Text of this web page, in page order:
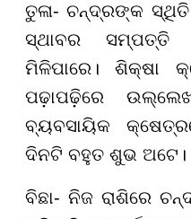
ତୁଳା- ଚନ୍ଦ୍ରଙ୍କ
ସ୍ଥାବର ସମ୍ପତ୍ତି
ମିଳିପାରେ। ଶିକ୍ଷା
ପଢ଼ାପଢ଼ିରେ
ବ୍ୟବସାୟିକ
ଦିନଟି ବହୁତ ଶୁଭ ଅଟେ।
ବିଛା- ନିଜ ରାଶିରେ